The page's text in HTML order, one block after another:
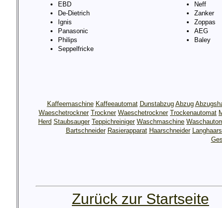
EBD
De-Dietrich
Ignis
Panasonic
Philips
Seppelfricke
Neff
Zanker
Zoppas
AEG
Baley
Kaffeemaschine Kaffeeautomat Dunstabzug Abzug
Waeschetrockner Trockner Waeschetrockner Trockenautomat
Herd Staubsauger Teppichreiniger Waschmaschine
Bartschneider Rasierapparat Haarschneider
Zurück zur Startseite